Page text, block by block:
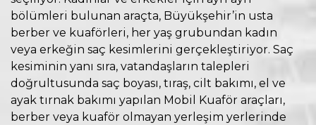
bölümleri bulunan araçta, Büyükşehir’in usta
berber ve kuaförleri, her yaş grubundan kadın
veya erkeğin saç kesimlerini gerçekleştiriyor. Saç
kesiminin yanı sıra, vatandaşların talepleri
doğrultusunda saç boyası, tıraş, cilt bakımı, el ve
ayak tırnak bakımı yapılan Mobil Kuaför araçları,
berber veya kuaför olmayan yerleşim yerlerinde